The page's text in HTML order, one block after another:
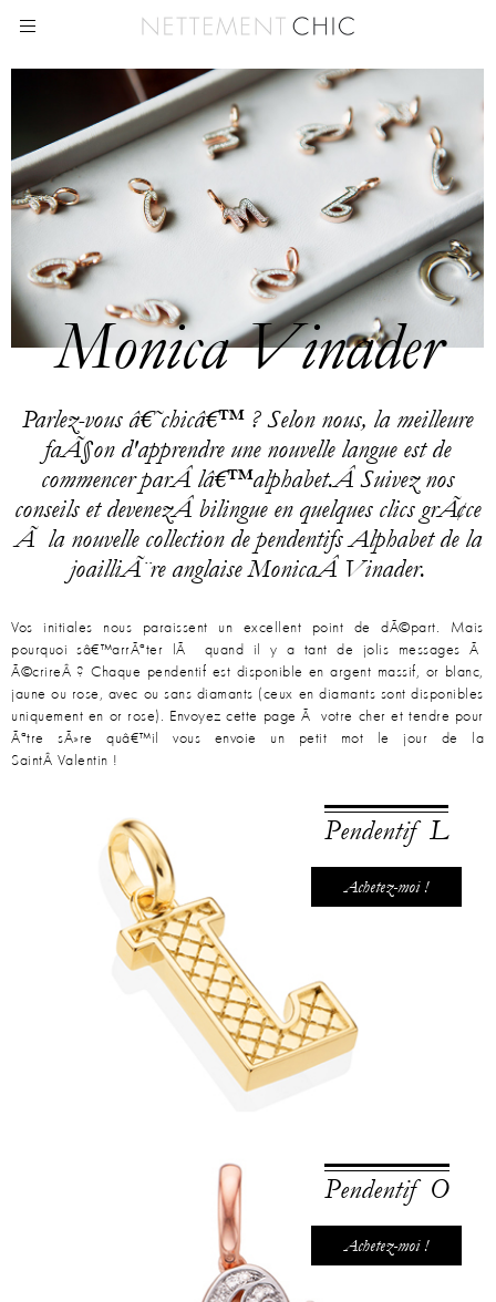
Monica Vinader
Parlez-vous â€˜chicâ€™ ? Selon nous, la meilleure
faÃ§on d'apprendre une nouvelle langue est de
commencer parÂ lâ€™alphabet.Â Suivez nos
conseils et devenezÂ bilingue en quelques clics grÃ¢ce
Ã la nouvelle collection de pendentifs Alphabet de la
joailliÃ¨re anglaise MonicaÂ Vinader.
Vos initiales nous paraissent un excellent point de dÃ©part. Mais
pourquoi sâ€™arrÃªter lÃ quand il y a tant de jolis messages Ã
Ã©crireÂ ? Chaque pendentif est disponible en argent massif, or blanc,
jaune ou rose, avec ou sans diamants (ceux en diamants sont disponibles
uniquement en or rose). Envoyez cette page Ã votre cher et tendre pour
Ãªtre sÃ»re quâ€™il vous envoie un petit mot le jour de la
SaintÂ Valentin !
Pendentif L
Achetez-moi !
Pendentif O
Achetez-moi !